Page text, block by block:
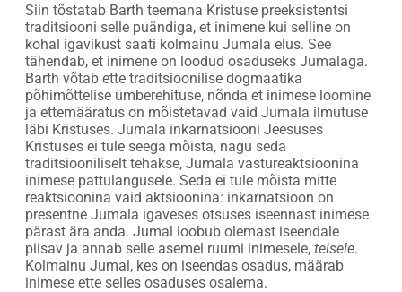
Siin tõstatab Barth teemana Kristuse preeksistentsi
traditsiooni selle puändiga, et inimene kui selline on
kohal igavikust saati kolmainu Jumala elus. See
tähendab, et inimene on loodud osaduseks Jumalaga.
Barth võtab ette traditsioonilise dogmaatika
põhimõttelise ümberehituse, nõnda et inimese loomine
ja ettemääratus on mõistetavad vaid Jumala ilmutuse
läbi Kristuses. Jumala inkarnatsiooni Jeesuses
Kristuses ei tule seega mõista, nagu seda
traditsiooniliselt tehakse, Jumala vastureaktsioonina
inimese pattulangusele. Seda ei tule mõista mitte
reaktsioonina vaid aktsioonina: inkarnatsioon on
presentne Jumala igaveses otsuses iseennast inimese
pärast ära anda. Jumal loobub olemast iseendale
piisav ja annab selle asemel ruumi inimesele, teisele.
Kolmainu Jumal, kes on iseendas osadus, määrab
inimese ette selles osaduses osalema.